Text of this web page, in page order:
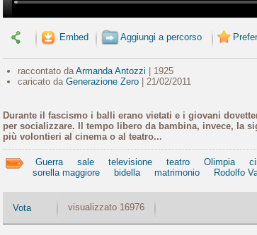
Embed Aggiungi a percorso
raccontato da Armanda Antozzi | 1925
caricato da Generazione Zero| 21/02/2011
Durante il fascismo i balli erano vietati e i giovani
per socializzare. Il tempo libero da bambina, invece, la
più volontieri al cinema o al teatro...
Guerra sale televisione teatro Olimpia
sorella maggiore
bidella matrimonio Rodolfo
Vota visualizzato 16976